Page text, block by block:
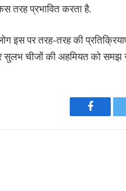
तरह प्रभावित करता है.
इस पर तरह-तरह की
चीजों की अहमियत को समझ